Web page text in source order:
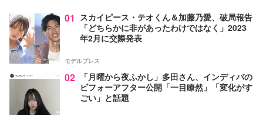
01 スカイピース・テオくん＆加藤乃愛、破局報告
「どちらかに非があったわけではなく」2023
年2月に交際発表
モデルプレス
02
「月曜から夜ふかし」多田さん、インディバの
ビフォーアフター公開「一目瞭然」「変化がす
ごい」と話題